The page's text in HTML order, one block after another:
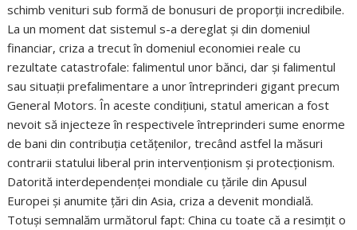
schimb venituri sub formă de bonusuri de proporții incredibile.
La un moment dat sistemul s-a dereglat și din domeniul
financiar, criza a trecut în domeniul economiei reale cu
rezultate catastrofale: falimentul unor bănci, dar și falimentul
sau situații prefalimentare a unor întreprinderi gigant precum
General Motors. În aceste condițiuni, statul american a fost
nevoit să injecteze în respectivele întreprinderi sume enorme
de bani din contribuția cetățenilor, trecând astfel la măsuri
contrarii statului liberal prin intervenționism și protecționism.
Datorită interdependenței mondiale cu țările din Apusul
Europei și anumite țări din Asia, criza a devenit mondială.
Totuși semnalăm următorul fapt: China cu toate că a resimțit o